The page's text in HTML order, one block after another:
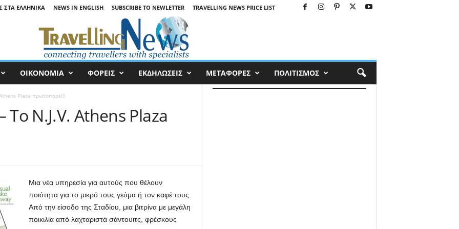
ΣΤΑ ΕΛΛΗΝΙΚΆ NEWS IN ENGLISH SUBSCRIBE TO NEWLETTER TRAVELLING NEWS PRICE LIST
ΟΙΚΟΝΟΜΙΑ ΦΟΡΕΙΣ ΕΚΔΗΛΩΣΕΙΣ ΜΕΤΑΦΟΡΕΣ ΠΟΛΙΤΙΣΜΟΣ
Plaza πρωτοπορεί!!
Το N.J.V. Athens Plaza
Μια νέα υπηρεσία για αυτούς που θέλουν
ποιότητα για το μικρό τους γεύμα ή τον καφέ τους.
Από την είσοδο της Σταδίου, μια βιτρίνα με μεγάλη
ποικιλία από λαχταριστά σάντουιτς, φρέσκους